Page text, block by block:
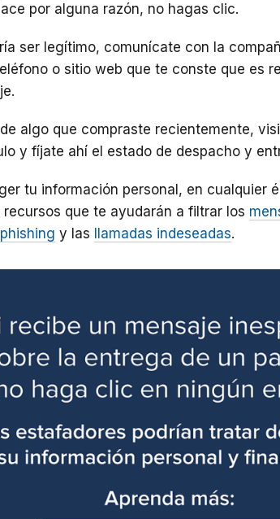
por alguna razón, no hagas clic.
ser legítimo, comunícate con la
o sitio web que te conste que es
algo que compraste recientemente,
y fíjate ahí el estado de despacho y
tu información personal, en cualquier
que te ayudarán a filtrar los
y las llamadas indeseadas.